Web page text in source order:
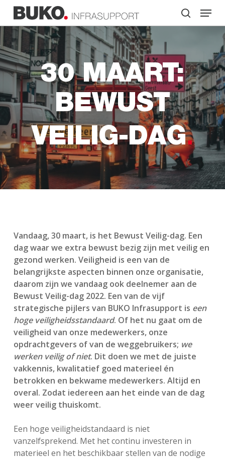
Skip
main
content
Menu
30 MAART:
BEWUST
VEILIG-DAG
Vandaag, 30 maart, is het Bewust Veilig-dag. Een
dag waar we extra bewust bezig zijn met veilig en
gezond werken. Veiligheid is een van de
belangrijkste aspecten binnen onze organisatie,
daarom zijn we vandaag ook deelnemer aan de
Bewust Veilig-dag 2022. Een van de vijf
strategische pijlers van BUKO Infrasupport is een
hoge veiligheidsstandaard. Of het nu gaat om de
veiligheid van onze medewerkers, onze
opdrachtgevers of van de weggebruikers; we
werken veilig of niet. Dit doen we met de juiste
vakkennis, kwalitatief goed materieel én
betrokken en bekwame medewerkers. Altijd en
overal. Zodat iedereen aan het einde van de dag
weer veilig thuiskomt.
Een hoge veiligheidstandaard is niet
vanzelfsprekend. Met het continu investeren in
materieel en het beschikbaar stellen van de nodige